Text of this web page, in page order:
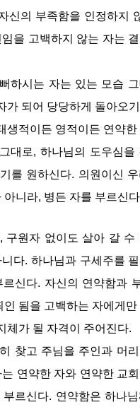
신의 부족함을 인정하지
을 고백하지 않는 자는
하시는 자는 있는 모습
가 되어 당당하게 돌아오기
생적이든 영적이든 연약한
대로, 하나님의 도우심을
를 원하신다. 의원이신 우
아니라, 병든 자를 부르신
원자 없이도 살아 갈 수
다. 하나님과 구세주를
신다. 자신의 연약함과
인 됨을 고백하는 자에게
체가 될 자격이 주어진다.
찾고 주님을 주인과 머리
연약한 자와 연약한 교회
르신다. 연약함은 하나